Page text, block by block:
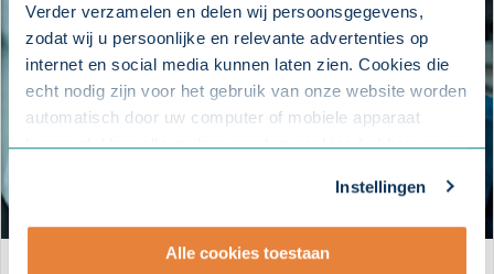
Verder verzamelen en delen wij persoonsgegevens,
zodat wij u persoonlijke en relevante advertenties op
internet en social media kunnen laten zien. Cookies die
echt nodig zijn voor het gebruik van onze website worden
automatisch door uw computer of mobiele apparaat
bewaard. Voor alle andere soorten cookies hebben we uw
aanpassen. Met uw toestemming delen wij uw gegevens
met onze10 partners.
Instellingen
Alle cookies toestaan